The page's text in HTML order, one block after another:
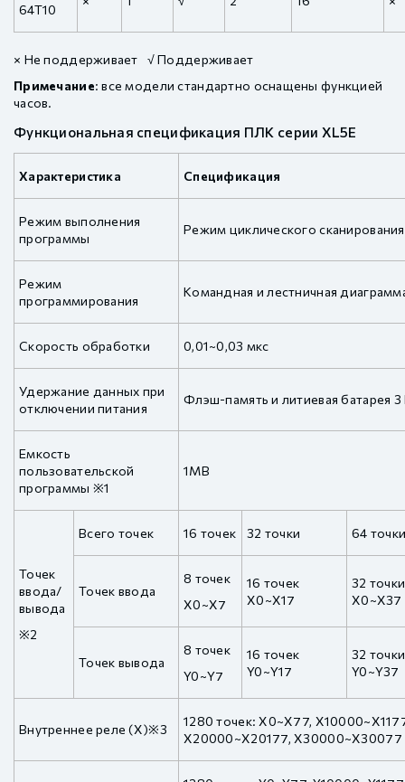
64T10
× Не поддерживает √ Поддерживает
Примечание: все модели стандартно оснащены функцией
часов.
Функциональная спецификация ПЛК серии XL5E
Характеристика Спецификация
Режим выполнения
программы
Режим циклического сканирования
Режим
программирования
Командная и лестничная
Скорость обработки 0,01~0,03 мкс
Удержание данных при
отключении питания
Флэш-память и литиевая батарея 3
Емкость
пользовательской
программы ※1
1MB
Точек
ввода/
вывода
※2
Всего точек 16 точек 32 точки 64
Точек ввода
8 точек
X0~X7
16 точек
X0~X17
32 точки
X0~X37
Точек вывода
8 точек
Y0~Y7
16 точек
Y0~Y17
32 точки
Y0~Y37
Внутреннее реле (X)※3
1280 точек: X0~X77,
X20000~X20177, X30000~X30077